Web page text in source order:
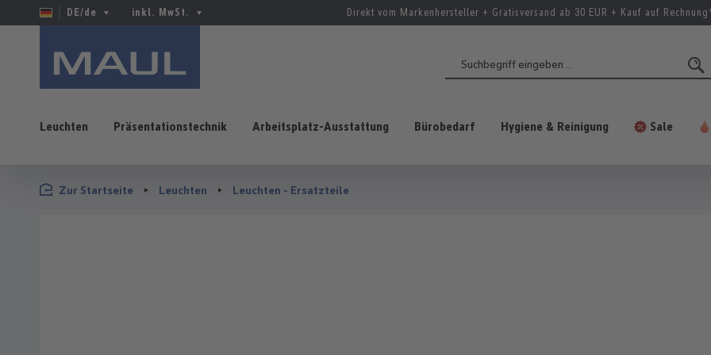
Hauptinhalt springen
Zur Suche springen
Zur Hauptnavigation springen
DE/de inkl. MwSt. Direkt vom Markenhersteller + Gratisversand ab 30 EUR + Kauf auf
Leuchten Präsentationstechnik Arbeitsplatz-Ausstattung Bürobedarf Hygiene & Reinigung Sale
Zur Startseite Leuchten Leuchten - Ersatzteile